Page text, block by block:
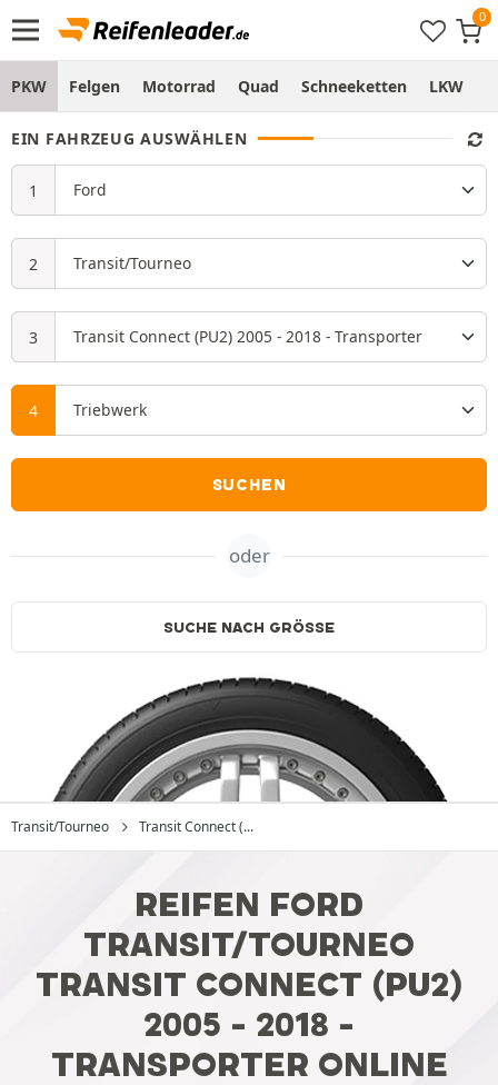
PKW Felgen Motorrad Quad Schneeketten LKW
EIN FAHRZEUG AUSWÄHLEN
SUCHEN
oder
SUCHE NACH GRÖSSE
Transit/Tourneo Transit Connect (...
REIFEN FORD
TRANSIT/TOURNEO
TRANSIT CONNECT (PU2)
2005 - 2018 -
TRANSPORTER ONLINE